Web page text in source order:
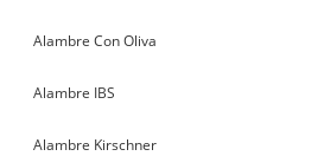
Alambre Con Oliva
Alambre IBS
Alambre Kirschner